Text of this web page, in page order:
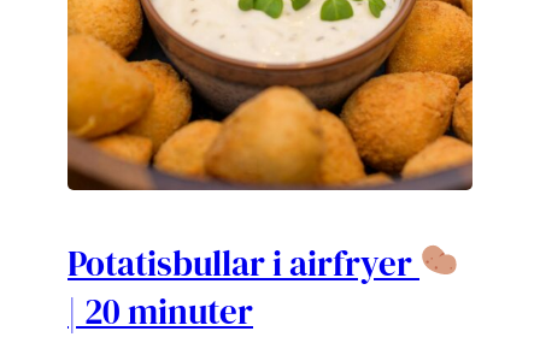
Potatisbullar i airfryer
| 20 minuter